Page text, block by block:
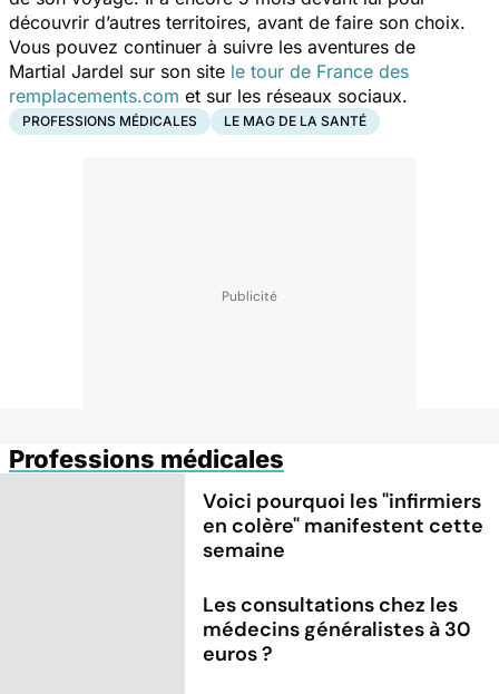
découvrir d’autres territoires, avant de faire son choix.
Vous pouvez continuer à suivre les aventures de
Martial Jardel sur son site le tour de France des
remplacements.com et sur les réseaux sociaux.
PROFESSIONS MÉDICALES LE MAG DE LA SANTÉ
Professions médicales
Voici pourquoi les "infirmiers
en colère" manifestent cette
semaine
Les consultations chez les
médecins généralistes à 30
euros ?